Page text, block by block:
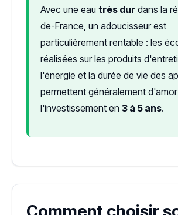
Avec une eau très dur dans la
de-France, un adoucisseur est
particulièrement rentable : les
réalisées sur les produits
l'énergie et la durée de vie des
permettent généralement
l'investissement en 3 à 5 ans.